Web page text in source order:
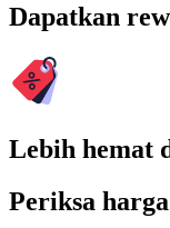
Dapatkan
Lebih hemat
Periksa